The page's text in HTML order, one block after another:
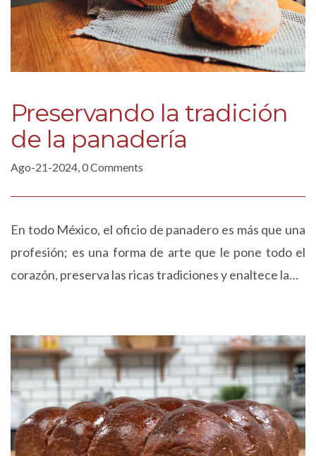
Preservando la tradición
de la panadería
Ago-21-2024, 0 Comments
En todo México, el oficio de panadero es más que una
profesión; es una forma de arte que le pone todo el
corazón, preserva las ricas tradiciones y enaltece la…